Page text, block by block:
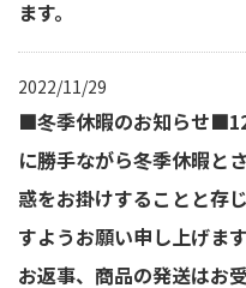
ます。
2022/11/29
■冬季休暇のお知らせ
に勝手ながら冬季休暇と
惑をお掛けすることと存
すようお願い申し上げま
お返事、商品の発送はお